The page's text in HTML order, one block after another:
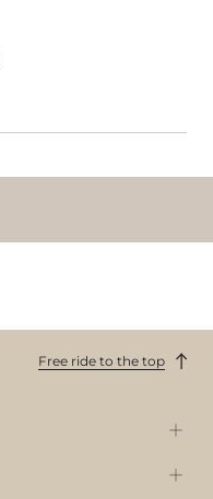
Free ride to the top